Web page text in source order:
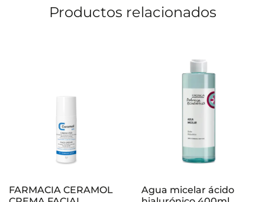
Productos relacionados
FARMACIA CERAMOL
Agua micelar ácido